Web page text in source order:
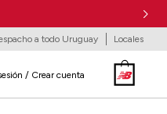
a todo Uruguay Locales